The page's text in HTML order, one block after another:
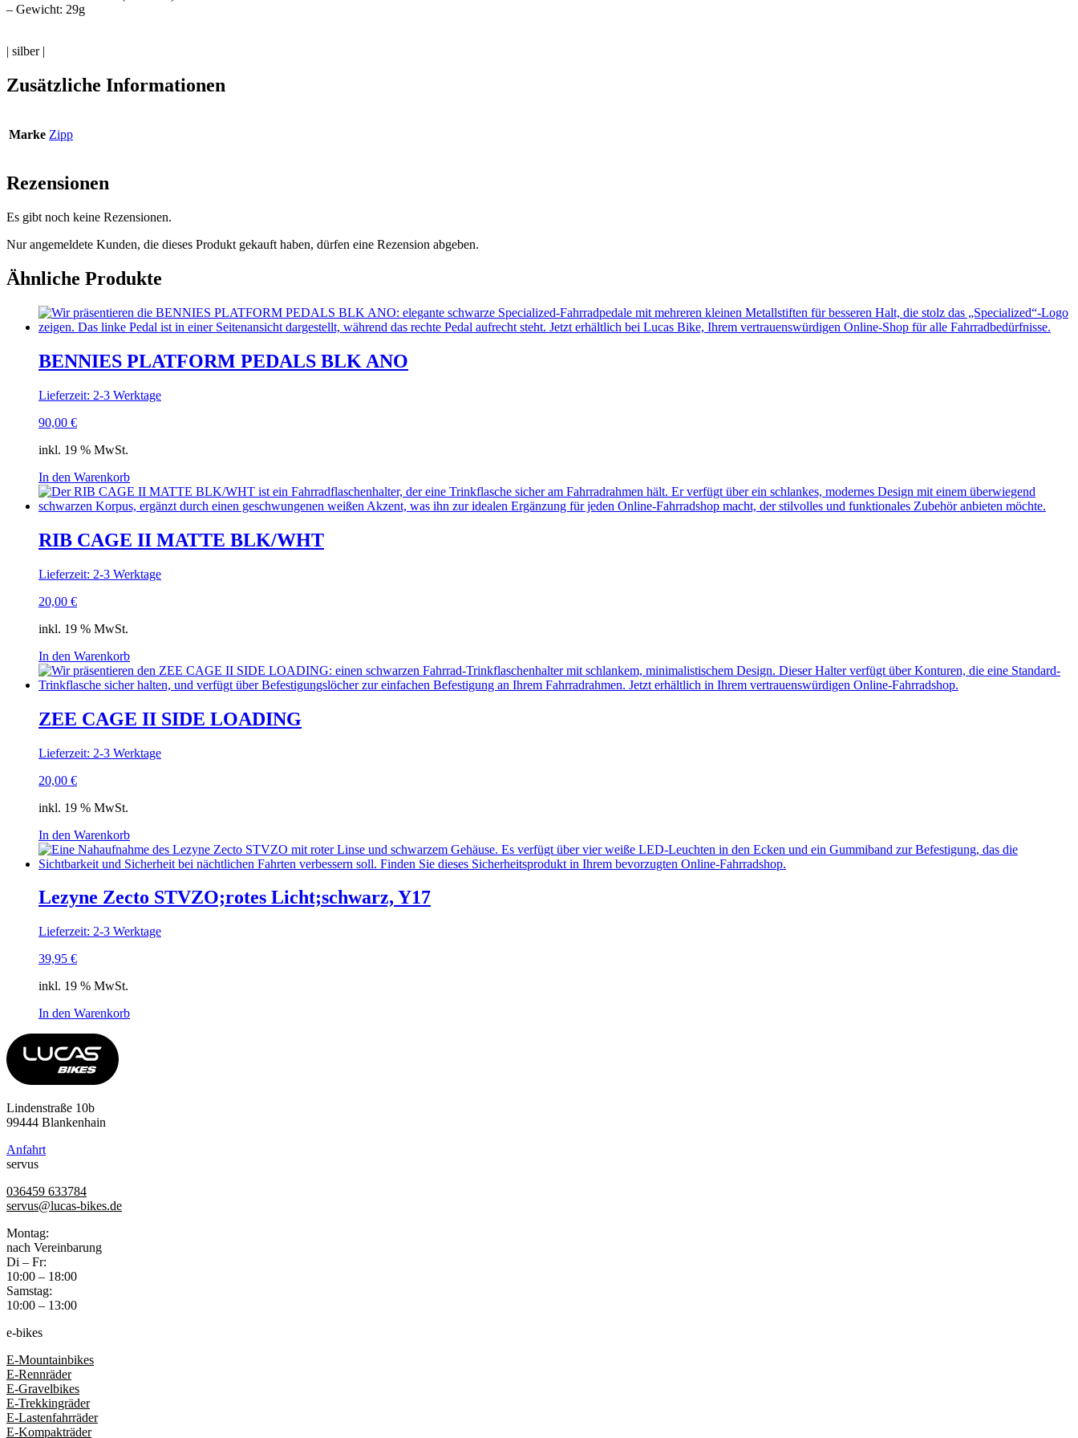
– Gewicht: 29g
| silber |
Zusätzliche Informationen
Marke Zipp
Rezensionen
Es gibt noch keine Rezensionen.
Nur angemeldete Kunden, die dieses Produkt gekauft haben, dürfen eine Rezension abgeben.
Ähnliche Produkte
BENNIES PLATFORM PEDALS BLK ANO
Lieferzeit: 2-3 Werktage
90,00 €
inkl. 19 % MwSt.
In den Warenkorb
RIB CAGE II MATTE BLK/WHT
Lieferzeit: 2-3 Werktage
20,00 €
inkl. 19 % MwSt.
In den Warenkorb
ZEE CAGE II SIDE LOADING
Lieferzeit: 2-3 Werktage
20,00 €
inkl. 19 % MwSt.
In den Warenkorb
Lezyne Zecto STVZO;rotes Licht;schwarz, Y17
Lieferzeit: 2-3 Werktage
39,95 €
inkl. 19 % MwSt.
In den Warenkorb
Lindenstraße 10b
99444 Blankenhain
Anfahrt
servus
036459 633784
servus@lucas-bikes.de
Montag:
nach Vereinbarung
Di – Fr:
10:00 – 18:00
Samstag:
10:00 – 13:00
e-bikes
E-Mountainbikes
E-Rennräder
E-Gravelbikes
E-Trekkingräder
E-Lastenfahrräder
E-Kompakträder